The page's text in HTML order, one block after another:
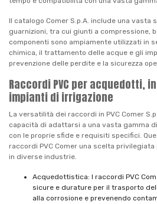
Il catalogo Comer S.p.A. include una vasta
guarnizioni, tra cui giunti a compressione,
componenti sono ampiamente utilizzati in
chimica, il trattamento delle acque e gli
prevenzione delle perdite e la sicurezza
Raccordi PVC per acquedotti,
impianti di irrigazione
La versatilità dei raccordi in PVC Comer
capacità di adattarsi a una vasta gamma
con le proprie sfide e requisiti specifici.
raccordi PVC Comer una scelta
in diverse industrie.
Acquedottistica: I raccordi PVC
sicure e durature per il trasporto
alla corrosione e prevenendo